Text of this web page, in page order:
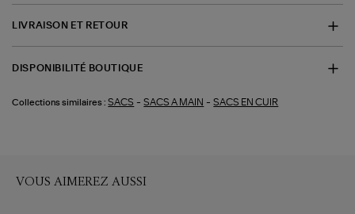
LIVRAISON ET RETOUR
DISPONIBILITÉ BOUTIQUE
Collections similaires : SACS -SACS A MAIN -SACS EN CUIR
VOUS AIMEREZ AUSSI